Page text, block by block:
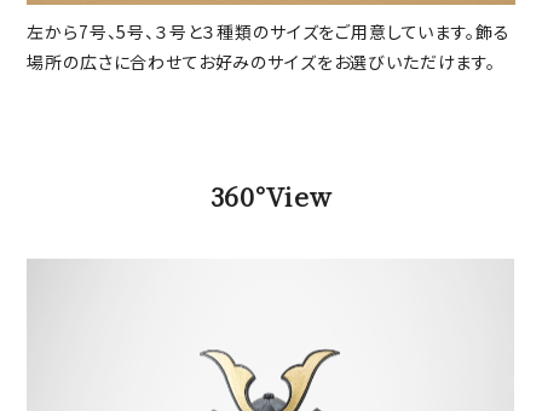
左から7号、5号、３号と３種類のサイズをご用意しています。飾る
場所の広さに合わせてお好みのサイズをお選びいただけます。
360°View